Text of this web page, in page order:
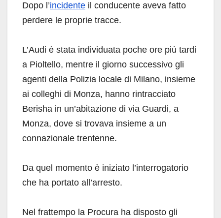
Dopo l’incidente il conducente aveva fatto
perdere le proprie tracce.
L’Audi è stata individuata poche ore più tardi
a Pioltello, mentre il giorno successivo gli
agenti della Polizia locale di Milano, insieme
ai colleghi di Monza, hanno rintracciato
Berisha in un’abitazione di via Guardi, a
Monza, dove si trovava insieme a un
connazionale trentenne.
Da quel momento è iniziato l’interrogatorio
che ha portato all’arresto.
Nel frattempo la Procura ha disposto gli